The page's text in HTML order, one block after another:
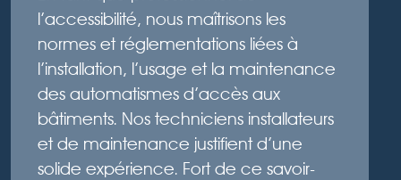
l’accessibilité, nous maîtrisons les
normes et réglementations liées à
l’installation, l’usage et la maintenance
des automatismes d’accès aux
bâtiments. Nos techniciens installateurs
et de maintenance justifient d’une
solide expérience. Fort de ce savoir-